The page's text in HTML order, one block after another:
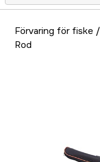
Förvaring för fiske /
Rod